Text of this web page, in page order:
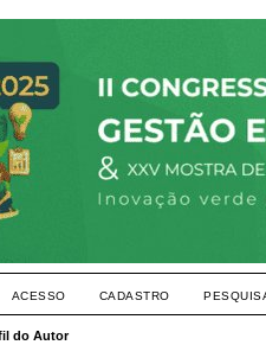
ACESSO CADASTRO
do Autor